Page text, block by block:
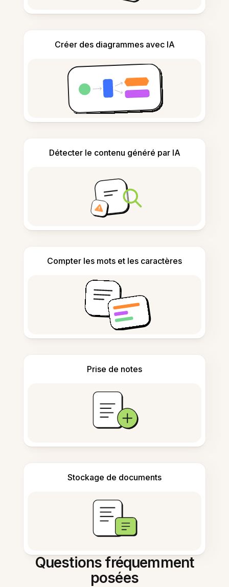
Créer des diagrammes avec IA
Détecter le contenu généré par IA
Compter les mots et les caractères
Prise de notes
Stockage de documents
Questions fréquemment
posées